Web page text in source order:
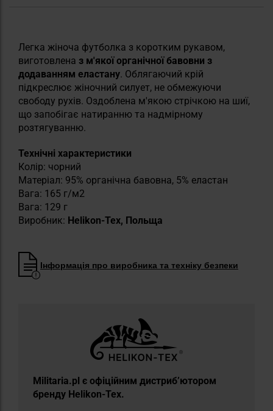
Легка жіноча футболка з коротким рукавом,
виготовлена з м'якої органічної бавовни з
додаванням еластану. Облягаючий крій
підкреслює жіночний силует, не обмежуючи
свободу рухів. Оздоблена м'якою стрічкою на шиї,
що запобігає натиранню та надмірному
розтягуванню.
Технічні характеристики
Колір: чорний
Матеріал: 95% органічна бавовна, 5% еластан
Вага: 165 г/м2
Вага: 129 г
Виробник: Helikon-Tex, Польща
Інформація про виробника та техніку безпеки
Militaria.pl є офіційним дистриб’ютором
бренду Helikon-Tex.